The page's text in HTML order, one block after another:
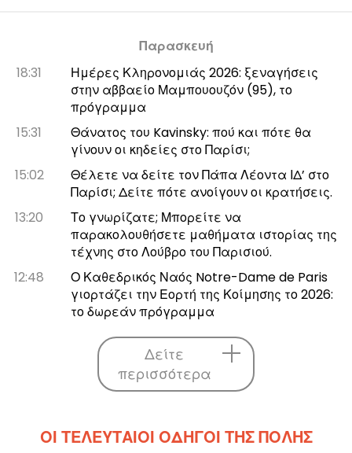
Παρασκευή
18:31
Ημέρες Κληρονομιάς 2026: ξεναγήσεις
στην αββαείο Μαμπουουζόν (95), το
πρόγραμμα
15:31
Θάνατος του Kavinsky: πού και πότε θα
γίνουν οι κηδείες στο Παρίσι;
15:02
Θέλετε να δείτε τον Πάπα Λέοντα ΙΔ’ στο
Παρίσι; Δείτε πότε ανοίγουν οι κρατήσεις.
13:20
Το γνωρίζατε; Μπορείτε να
παρακολουθήσετε μαθήματα ιστορίας της
τέχνης στο Λούβρο του Παρισιού.
12:48
Ο Καθεδρικός Ναός Notre-Dame de Paris
γιορτάζει την Εορτή της Κοίμησης το 2026:
το δωρεάν πρόγραμμα
Δείτε
περισσότερα
ΟΙ ΤΕΛΕΥΤΑΊΟΙ ΟΔΗΓΟΊ ΤΗΣ ΠΌΛΗΣ